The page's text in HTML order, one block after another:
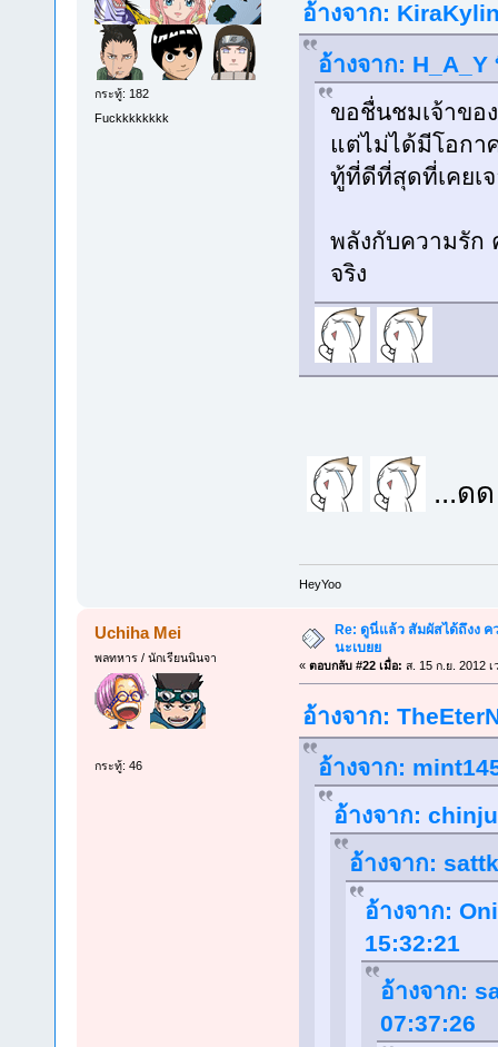
กระทู้: 182
Fuckkkkkkkk
อ้างจาก:
อ้างจาก: H_A_Y
ขอชื่นชมเจ้าขอ
แต่ไม่ได้มีโอกา
ทู้ที่ดีที่สุดที่เคยเ
พลังกับความรัก
จริง
...ดด
็HeyYoo
Uchiha Mei
พลทหาร / นักเรียนนินจา
กระทู้: 46
Re: ดูนี่แล้ว สัมผัสได้ถึงง
นะเบยย
« ตอบกลับ #22 เมื่อ: ส. 15 ก.ย. 2012 เ
อ้างจาก:
อ้างจาก:
อ้างจาก:
อ้างจาก:
อ้างจาก:
15:32:21
อ้างจาก:
07:37:26